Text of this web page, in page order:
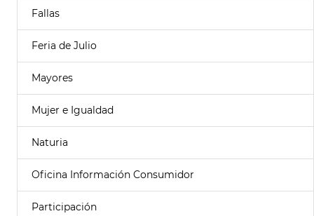
Fallas
Feria de Julio
Mayores
Mujer e Igualdad
Naturia
Oficina Información Consumidor
Participación